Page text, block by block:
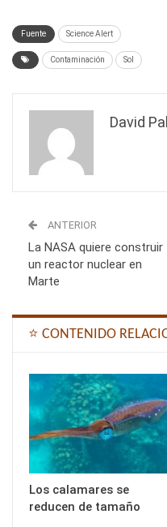
Fuente Science Alert
Contaminación Sol
David
ANTERIOR
La NASA quiere construir
un reactor nuclear en
Marte
⭐ CONTENIDO
Los calamares se
reducen de tamaño